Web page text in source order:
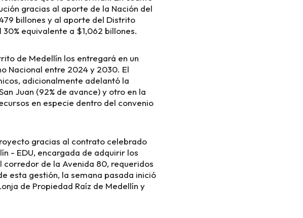
gracias al aporte de la Nación del
billones y al aporte del Distrito
equivalente a $1,062 billones.
de Medellín los entregará en un
Nacional entre 2024 y 2030. El
adicionalmente adelantó la
Juan (92% de avance) y otro en la
en especie dentro del convenio
gracias al contrato celebrado
- EDU, encargada de adquirir los
corredor de la Avenida 80, requeridos
esta gestión, la semana pasada inició
de Propiedad Raíz de Medellín y